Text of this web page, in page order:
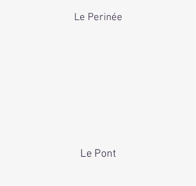
Le Perinée
Le Pont